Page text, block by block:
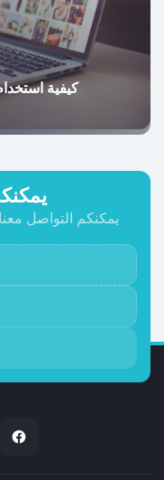
كيفية
يمكنكم التواصل